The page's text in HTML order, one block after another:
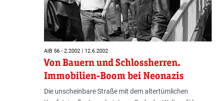
AIB 56 - 2.2002 | 12.6.2002
Von Bauern und Schlossherren.
Immobilien-Boom bei Neonazis
Die unscheinbare Straße mit dem altertümlichen